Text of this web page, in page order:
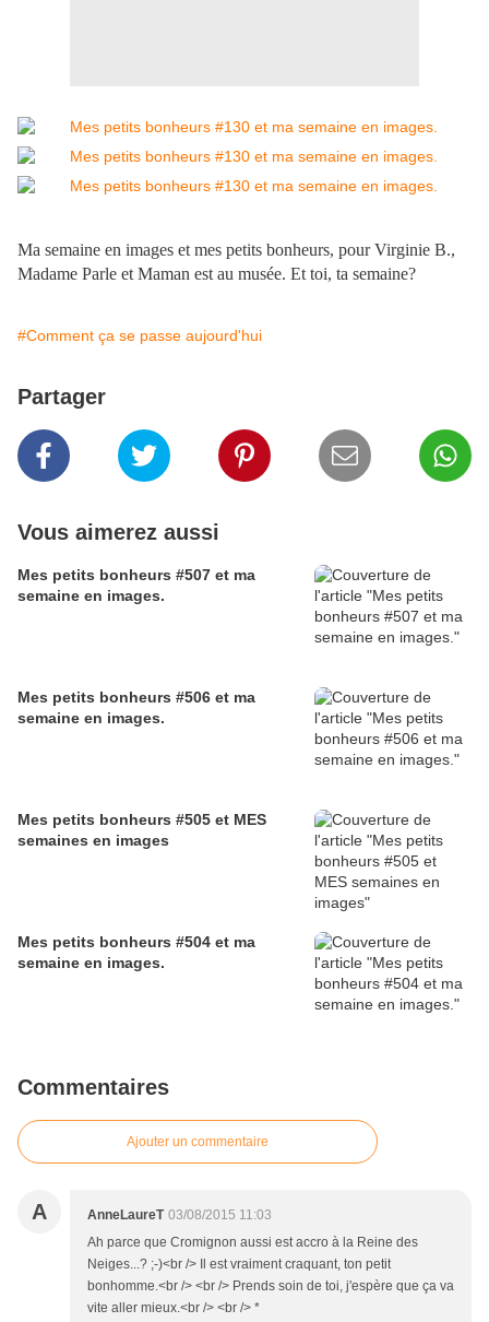
Ma semaine en images et mes petits bonheurs, pour Virginie B.,
Madame Parle et Maman est au musée. Et toi, ta semaine?
#Comment ça se passe aujourd'hui
Partager
Vous aimerez aussi
Mes petits bonheurs #507 et ma
semaine en images.
Mes petits bonheurs #506 et ma
semaine en images.
Mes petits bonheurs #505 et MES
semaines en images
Mes petits bonheurs #504 et ma
semaine en images.
Commentaires
Ajouter un commentaire
A AnneLaureT 03/08/2015 11:03
Ah parce que Cromignon aussi est accro à la Reine des
Neiges...? ;-)<br /> Il est vraiment craquant, ton petit
bonhomme.<br /> <br /> Prends soin de toi, j'espère que ça va
vite aller mieux.<br /> <br /> *